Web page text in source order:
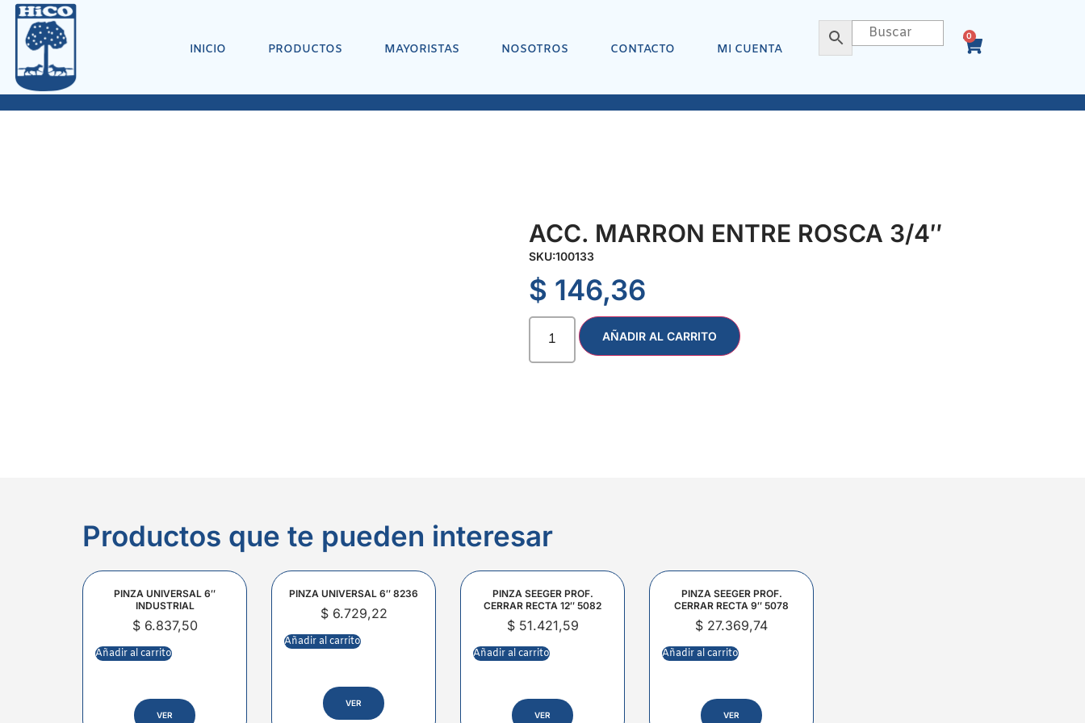
INICIO PRODUCTOS MAYORISTAS NOSOTROS CONTACTO MI CUENTA
0
ACC. MARRON ENTRE ROSCA 3/4″
SKU:100133
$ 146,36
AÑADIR AL CARRITO
Productos que te pueden interesar
PINZA UNIVERSAL 6″
INDUSTRIAL
$6.837,50
Añadir al carrito
VER
PINZA UNIVERSAL 6″ 8236
$6.729,22
Añadir al carrito
VER
PINZA SEEGER PROF.
CERRAR RECTA 12″ 5082
$51.421,59
Añadir al carrito
VER
PINZA SEEGER PROF.
CERRAR RECTA 9″ 5078
$ 27.369,74
Añadir al carrito
VER